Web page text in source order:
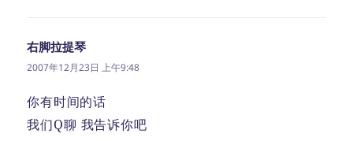
右脚拉提琴
道：
2007年12月23日 上午9:48
你有时间的话
我们Q聊 我告诉你吧